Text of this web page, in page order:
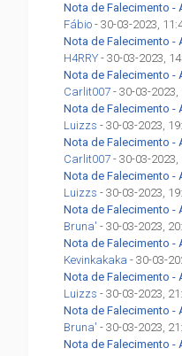
Nota de Falecimento -
Fábio - 30-03-2023,
Nota de Falecimento -
H4RRY - 30-03-2023,
Nota de Falecimento -
Carlit007 - 30-03-2023,
Nota de Falecimento -
Luizzs - 30-03-2023,
Nota de Falecimento -
Carlit007 - 30-03-2023,
Nota de Falecimento -
Luizzs - 30-03-2023,
Nota de Falecimento -
Bruna' - 30-03-2023,
Nota de Falecimento -
Kevinkakaka - 30-03-
Nota de Falecimento -
Luizzs - 30-03-2023,
Nota de Falecimento -
Bruna' - 30-03-2023,
Nota de Falecimento -